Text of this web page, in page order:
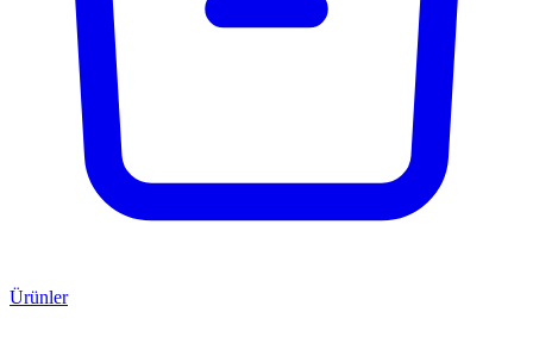
Ürünler